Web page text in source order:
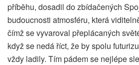
příběhu, dosadil do zbídačených
budoucnosti atmosféru, která
čímž se vyvaroval přeplácaných
když se nedá říct, že by spolu
vždy ladily. Tím pádem se nejlépe